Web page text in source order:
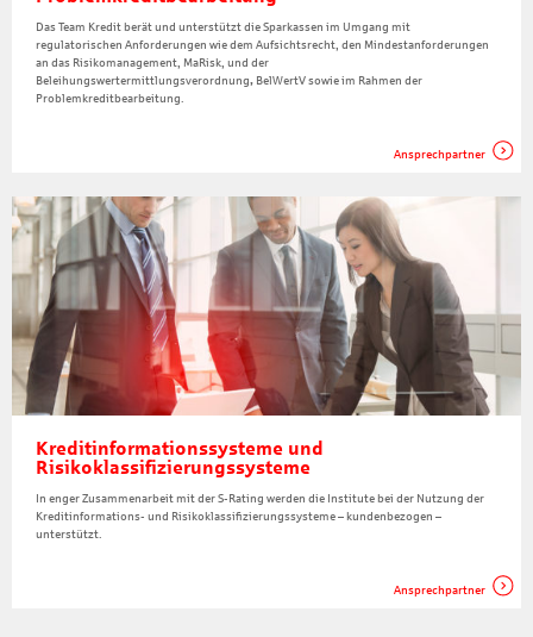
Das Team Kredit berät und unterstützt die Sparkassen im Umgang mit
regulatorischen Anforderungen wie dem Aufsichtsrecht, den Mindestanforderungen
an das Risikomanagement, MaRisk, und der
Beleihungswertermittlungsverordnung, BelWertV sowie im Rahmen der
Problemkreditbearbeitung.
Ansprechpartner
Kreditinformationssysteme und
Risikoklassifizierungssysteme
In enger Zusammenarbeit mit der S-Rating werden die Institute bei der Nutzung der
Kreditinformations- und Risikoklassifizierungssysteme – kundenbezogen –
unterstützt.
Ansprechpartner